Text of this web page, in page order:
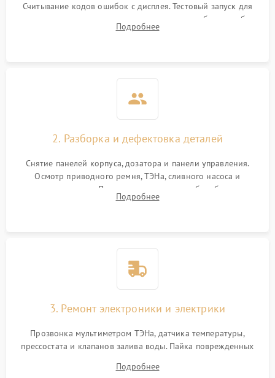
Считывание кодов ошибок с дисплея. Тестовый запуск для
выявления посторонних шумов, протечек или сбоев в работе
электронного модуля управления.
Подробнее
2. Разборка и дефектовка деталей
Снятие панелей корпуса, дозатора и панели управления.
Осмотр приводного ремня, ТЭНа, сливного насоса и
амортизаторов. Проверка подшипников барабана и
крестовины на износ, а манжеты люка на разрывы.
Подробнее
3. Ремонт электроники и электрики
Прозвонка мультиметром ТЭНа, датчика температуры,
прессостата и клапанов залива воды. Пайка поврежденных
Восстановление целостности проводки и контактов.
Подробнее